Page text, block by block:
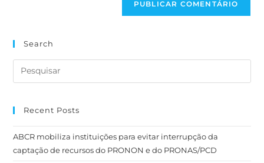
Search
Recent Posts
ABCR mobiliza instituições para evitar interrupção da
captação de recursos do PRONON e do PRONAS/PCD